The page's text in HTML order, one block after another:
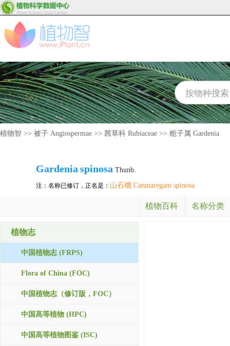
植物智 >> 被子 Angiospermae >> 茜草科 Rubiaceae >> 栀子属 Gardenia
Gardenia spinosa Thunb.
注：名称已修订，正名是： 山石榴 Catunaregam spinosa
植物百科 名称分类
植物志
中国植物志 (FRPS)
Flora of China (FOC)
中国植物志（修订版，FOC）
中国高等植物 (HPC)
中国高等植物图鉴 (ISC)